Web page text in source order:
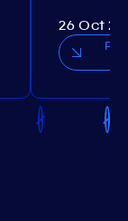
26 Oct